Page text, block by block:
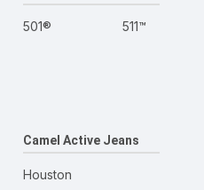
501® 511™
Camel Active Jeans
Houston